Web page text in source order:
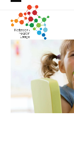
Skip
content
Open
mobile
menu
Close
mobile
menu